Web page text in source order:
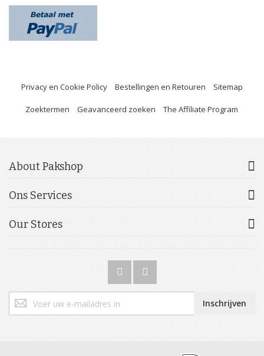
Privacy en Cookie Policy Bestellingen en Retouren Sitemap
Zoektermen Geavanceerd zoeken The Affiliate Program
About Pakshop
Ons Services
Our Stores
u
op
Inschrijven